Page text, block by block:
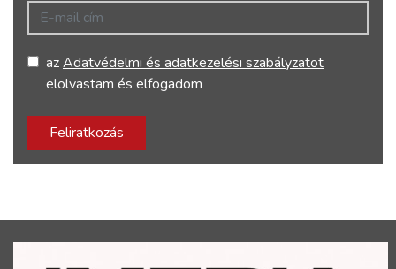
E-mail cím
azAdatvédelmi és adatkezelési szabályzatot
elolvastam és elfogadom
Feliratkozás